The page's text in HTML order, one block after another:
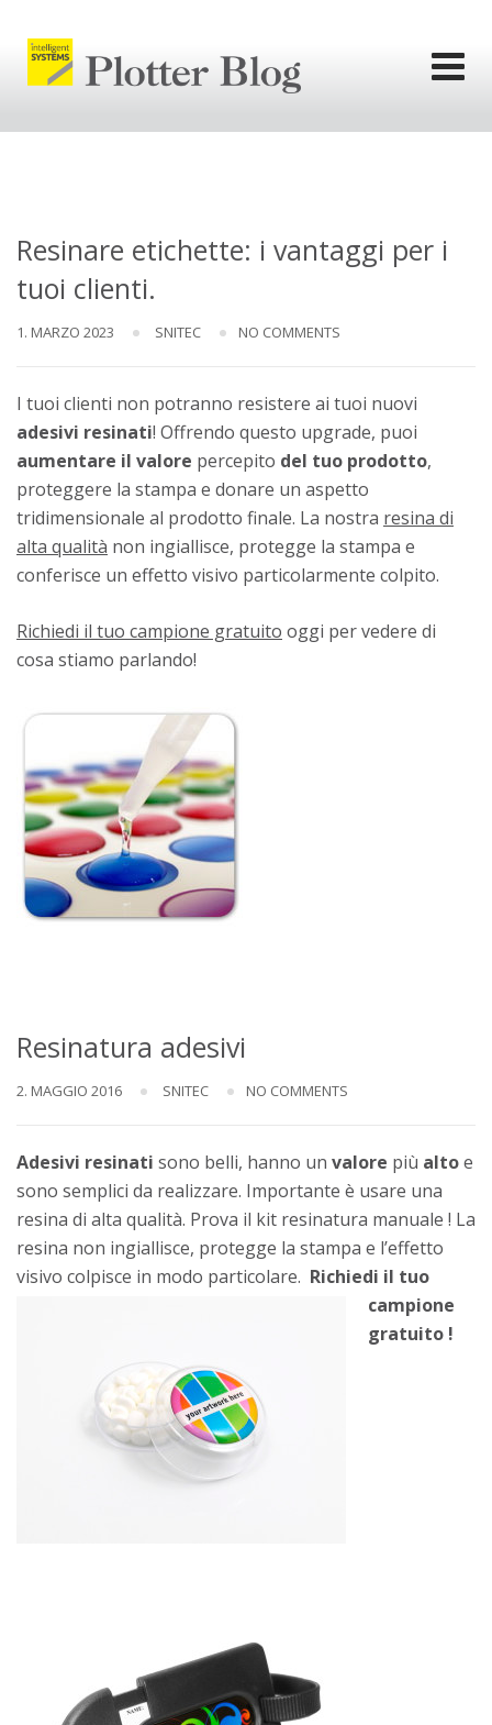
content
Resinare etichette: i vantaggi per i
tuoi clienti.
1. MARZO 2023 SNITEC NO COMMENTS
I tuoi clienti non potranno resistere ai tuoi nuovi
adesivi resinati! Offrendo questo upgrade, puoi
aumentare il valore percepito del tuo prodotto,
proteggere la stampa e donare un aspetto
tridimensionale al prodotto finale. La nostra resina di
alta qualità non ingiallisce, protegge la stampa e
conferisce un effetto visivo particolarmente colpito.
Richiedi il tuo campione gratuito oggi per vedere di
cosa stiamo parlando!
Resinatura adesivi
2. MAGGIO 2016 SNITEC NO COMMENTS
Adesivi resinati sono belli, hanno un valore più altoe
sono semplici da realizzare. Importante è usare una
resina di alta qualità. Prova il kit resinatura manuale ! La
resina non ingiallisce, protegge la stampa e l’effetto
visivo colpisce in modo particolare. Richiedi il tuo
campione
gratuito !